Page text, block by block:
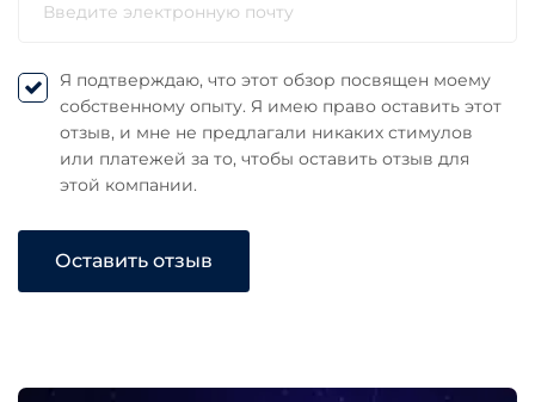
Я подтверждаю, что этот обзор посвящен моему
собственному опыту. Я имею право оставить этот
отзыв, и мне не предлагали никаких стимулов
или платежей за то, чтобы оставить отзыв для
этой компании.
Оставить отзыв